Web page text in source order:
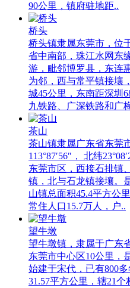
90公里，镇府驻地距..
桥头
桥头镇隶属东莞市，位
省中南部，珠江水网东
游，毗邻博罗县，东连
为邻，西与常平镇接壤
城45公里，东南距深圳
九铁路、广深铁路和广
茶山
茶山镇隶属广东省东莞
113°87′56″， 北纬
东莞市区，西接石排镇
镇，北与石龙镇接壤。
山镇总面积45.4平方公
常住人口15.7万人，户..
望牛墩
望牛墩镇，隶属于广东
东莞市中心区10公里，
始建于宋代，已有800
31.57平方公里，辖21